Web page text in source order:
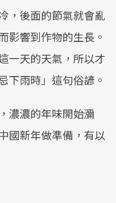
，後面的節氣就會亂
影響到作物的生長。
一天的天氣，所以才
下雨時」這句俗諺。
濃濃的年味開始瀰
國新年做準備，有以